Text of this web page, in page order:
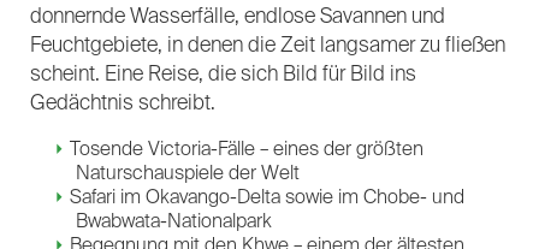
donnernde Wasserfälle, endlose Savannen und
Feuchtgebiete, in denen die Zeit langsamer zu fließen
scheint. Eine Reise, die sich Bild für Bild ins
Gedächtnis schreibt.
Tosende Victoria-Fälle – eines der größten
Naturschauspiele der Welt
Safari im Okavango-Delta sowie im Chobe- und
Bwabwata-Nationalpark